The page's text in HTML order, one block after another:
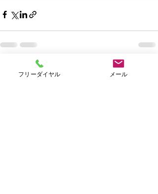
最新記事 すべて表示
フリーダイヤル メール